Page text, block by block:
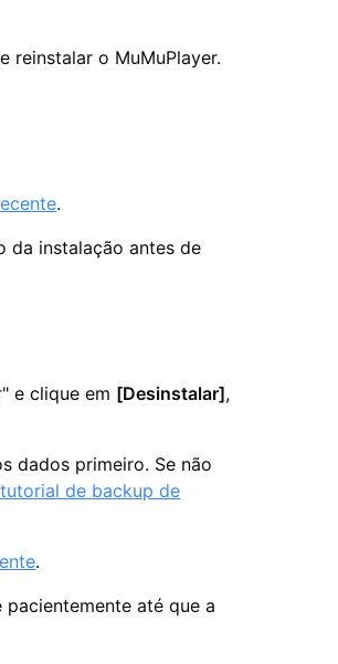
reinstalar o MuMuPlayer.
.
da instalação antes de
e clique em [Desinstalar],
dados primeiro. Se não
de backup de
.
até que a